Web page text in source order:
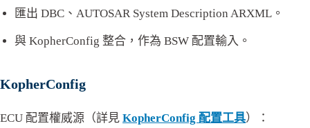
匯出 DBC、AUTOSAR System Description ARXML。
與 KopherConfig 整合，作為 BSW 配置輸入。
KopherConfig
ECU 配置權威源（詳見 KopherConfig 配置工具）：